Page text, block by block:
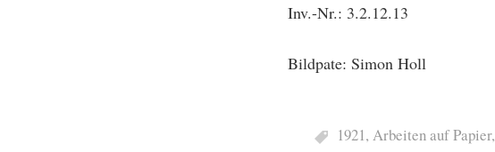
Inv.-Nr.: 3.2.12.13
Bildpate: Simon Holl
1921, Arbeiten auf Papier,